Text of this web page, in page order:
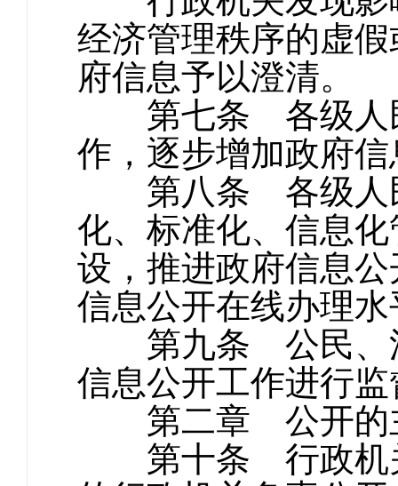
经济管理秩序的虚
府信息予以澄清。
第七条 各级人民
作，逐步增加政府
第八条 各级人民
化、标准化、信息
设，推进政府信息
信息公开在线办理
第九条 公民、法
信息公开工作进行
第二章 公开的
第十条 行政机关